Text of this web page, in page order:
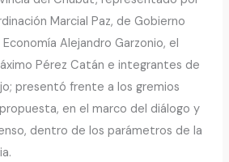
Marcial Paz, de Gobierno
Alejandro Garzonio, el
Pérez Catán e integrantes de
presentó frente a los gremios
en el marco del diálogo y
dentro de los parámetros de la